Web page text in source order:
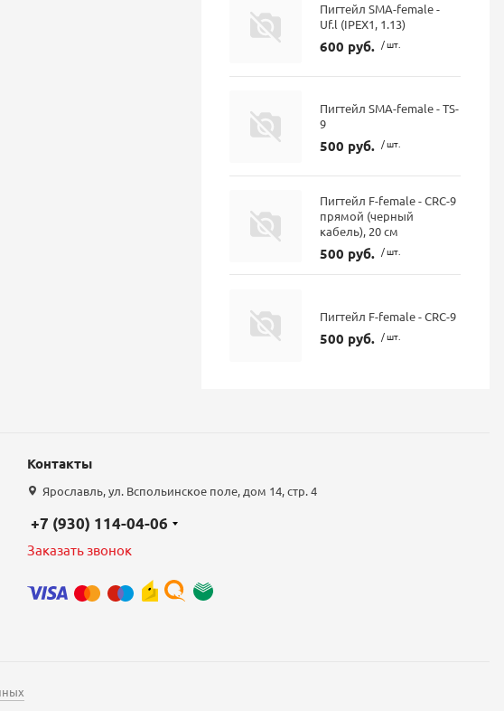
Пигтейл SMA-female -
Uf.l (IPEX1, 1.13)
600 руб. / шт.
Пигтейл SMA-female - TS-
9
500 руб. / шт.
Пигтейл F-female - CRC-9
прямой (черный
кабель), 20 см
500 руб. / шт.
Пигтейл F-female - CRC-9
500 руб. / шт.
Контакты
Ярославль, ул. Вспольинское поле, дом 14, стр. 4
+7 (930) 114-04-06
Заказать звонок